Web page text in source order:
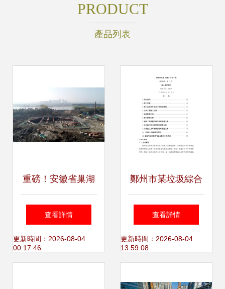
PRODUCT
產品列表
重磅！安徽省巢湖
又一大型廢水治理
工程正式動工，環
查看詳情
更新時間：2026-08-04
00:17:46
鄭州市某垃圾綜合
處理廠土方工程施
工組織計劃與環保
查看詳情
更新時間：2026-08-04
13:59:08